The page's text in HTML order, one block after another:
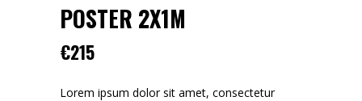
POSTER 2X1M
€215
Lorem ipsum dolor sit amet, consectetur